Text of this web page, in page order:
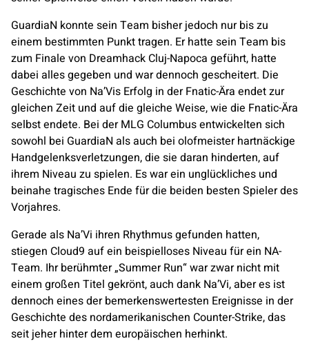
GuardiaN konnte sein Team bisher jedoch nur bis zu
einem bestimmten Punkt tragen. Er hatte sein Team bis
zum Finale von Dreamhack Cluj-Napoca geführt, hatte
dabei alles gegeben und war dennoch gescheitert. Die
Geschichte von Na’Vis Erfolg in derFnatic-Ära endet zur
gleichen Zeit und auf die gleiche Weise, wie die Fnatic-Ära
selbst endete. Bei der MLG Columbus entwickelten sich
sowohl bei GuardiaN als auch bei olofmeister hartnäckige
Handgelenksverletzungen, die sie daran hinderten, auf
ihrem Niveau zu spielen. Es war ein unglückliches und
beinahe tragisches Ende für die beiden besten Spieler des
Vorjahres.
Gerade als Na’Vi ihren Rhythmus gefunden hatten,
stiegen Cloud9 auf ein beispielloses Niveau für ein NA-
Team. Ihr berühmter „Summer Run“ war zwar nicht mit
einem großen Titel gekrönt, auch dank Na’Vi, aber es ist
dennoch eines der bemerkenswertesten Ereignisse in der
Geschichte des nordamerikanischen Counter-Strike, das
seit jeher hinter dem europäischen herhinkt.